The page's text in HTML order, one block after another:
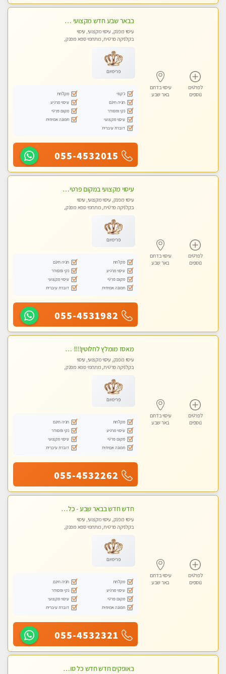
לפרטים
נוספים
עיסוי בדרום
באר שבע
בבאר שבע חדש מקצועי מפנק ומרגיע
עיסוי מפנק, עיסוי מקצועי, עיסוי
בקלניקה פרטית, מתחמי ספא מפנק,
פרימיום
ג'קוזי
מקלחת
חניה חינם
עיסוי מרגיע
נקי ומסודר
מקום פרטי
עיסוי מקצועי
תמונה אמיתית
דוברת עיברית
055-4532015
לפרטים
נוספים
עיסוי בדרום
באר שבע
עיסוי מקצועי במקום פרטי,מפנק ומרגיע...מומלץ מאוד....ללא מין !
עיסוי מפנק, עיסוי מקצועי, עיסוי
בקלניקה פרטית, מתחמי ספא מפנק,
פרימיום
מקלחת
חניה חינם
עיסוי מרגיע
נקי ומסודר
מקום פרטי
עיסוי מקצועי
תמונה אמיתית
דוברת עיברית
055-4531982
לפרטים
נוספים
עיסוי בדרום
באר שבע
מאסז מומלץ לחלוטין!!!! מעסה מקצועית לעיסוי ברמה גבוהה VIP תתקשר .....
עיסוי מפנק, עיסוי מקצועי, עיסוי
בקלניקה פרטית, מתחמי ספא מפנק,
פרימיום
מקלחת
חניה חינם
עיסוי מרגיע
נקי ומסודר
מקום פרטי
עיסוי מקצועי
תמונה אמיתית
דוברת עיברית
055-4532262
לפרטים
נוספים
עיסוי בדרום
באר שבע
חדש חדש בבאר שבע - כל סוגי העיסויים מעסה מקצועית ואיכותית פרטי!!!
עיסוי מפנק, עיסוי מקצועי, עיסוי
בקלניקה פרטית, מתחמי ספא מפנק,
פרימיום
מקלחת
חניה חינם
עיסוי מרגיע
נקי ומסודר
מקום פרטי
עיסוי מקצועי
תמונה אמיתית
דוברת עיברית
055-4532321
באופקים חדש חדש כל סוגי העיסויים מעסה מקצועית ואיכותית פרטי!!!